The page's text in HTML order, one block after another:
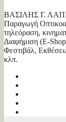
ΒΑΣΙΛΗΣ Γ.
Παραγωγή
τηλεόραση,
Διαφήμιση (E-
Φεστιβάλ,
κλπ.